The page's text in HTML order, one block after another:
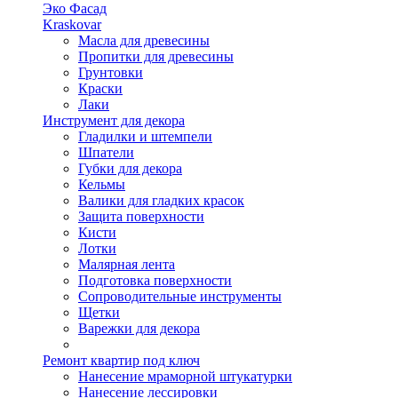
Эко Фасад
Kraskovar
Масла для древесины
Пропитки для древесины
Грунтовки
Краски
Лаки
Инструмент для декора
Гладилки и штемпели
Шпатели
Губки для декора
Кельмы
Валики для гладких красок
Защита поверхности
Кисти
Лотки
Малярная лента
Подготовка поверхности
Сопроводительные инструменты
Щетки
Варежки для декора
Ремонт квартир под ключ
Нанесение мраморной штукатурки
Нанесение лессировки